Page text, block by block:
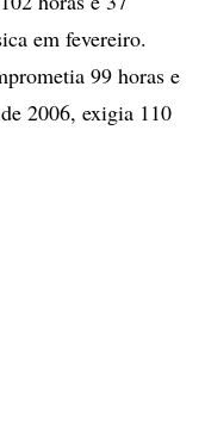
em fevereiro.
99 horas e
2006, exigia 110